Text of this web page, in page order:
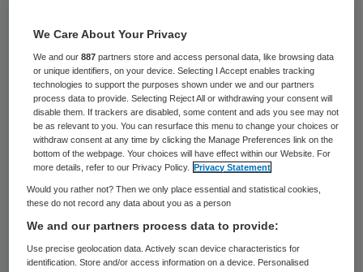
ervaringsdeskundigen in de ggz.
Markieza noemt Wesenbeek in eenin
memoriam“een ervaringsdeskundige van
het eerste uur”. “Hét voorbeeld voor
ervaringsdeskundigen dat een betaalde
baan op een goede positie mogelijk is.
Grondlegger van vele initiatieven,
bestuurder van cliëntenorganisaties in zich
steeds verder ontwikkelende vormen.”
We Care About Your Privacy
We and our887 partners store and access personal data, like browsing data
or unique identifiers, on your device. Selecting I Accept enables tracking
technologies to support the purposes shown under we and our partners
process data to provide. Selecting Reject All or withdrawing your consent will
disable them. If trackers are disabled, some content and ads you see may not
be as relevant to you. You can resurface this menu to change your choices or
withdraw consent at any time by clicking the Manage Preferences link on the
bottom of the webpage. Your choices will have effect within our Website. For
more details, refer to our Privacy Policy.
Privacy Statement
Would you rather not? Then we only place essential and statistical cookies,
these do not record any data about you as a person
We and our partners process data to provide:
Use precise geolocation data. Actively scan device characteristics for
identification. Store and/or access information on a device. Personalised